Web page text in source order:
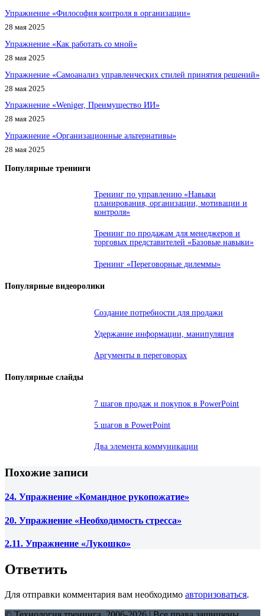
Упражнение «Философия контроля в организации»
28 мая 2025
Упражнение «Как работать со мной»
28 мая 2025
Упражнение «Самоанализ управленческих стилей принятия решений»
28 мая 2025
Упражнение «Weniger, Преимущество ИИ»
28 мая 2025
Упражнение «Организационные альтернативы»
28 мая 2025
Популярные тренинги
Тренинг по управлению «Навыки
планирования, организации, мотивации и
контроля»
Тренинг по продажам для менеджеров и
торговых представителей «Базовые навыки»
Тренинг «Переговорные дилеммы»
Популярные видеоролики
Создание потребности для продажи
Удержание информации, манипуляция
Аргументы в переговорах
Популярные слайды
7 шагов продаж и покупок в PowerPoint
5 шагов в PowerPoint
Два элемента коммуникации
Похожие записи
24. Упражнение «Командное рукопожатие»
20. Упражнение «Необходимость стресса»
2.11. Упражнение «Лукошко»
Ответить
Для отправки комментария вам необходимо авторизоваться.